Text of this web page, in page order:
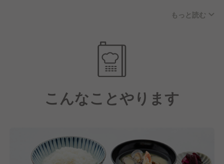
私たちは、厳選された旬の食材に魔法をかけ、揚げた
当店のこだわりは、「素材の呼吸を読み切る熟練の
北海道の山海の幸を中心に、その日の状態に合わせた
衣の厚さ、油の温度、揚げる秒数まで徹底的にこだわ
ります。
間近で見られることが、この仕事の醍醐味です。
もっと読む
こんなことやります